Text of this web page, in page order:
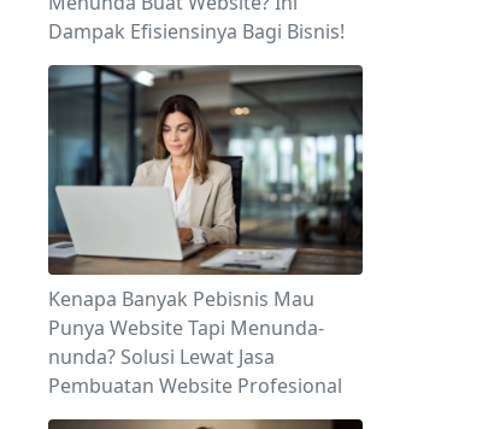
Dampak Efisiensinya Bagi Bisnis!
Kenapa Banyak Pebisnis Mau
Punya Website Tapi Menunda-
nunda? Solusi Lewat Jasa
Pembuatan Website Profesional